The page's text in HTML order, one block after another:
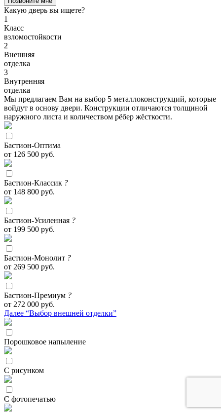
Какую дверь вы ищете?
1
Класс
взломостойкости
2
Внешняя
отделка
3
Внутренняя
отделка
Мы предлагаем Вам на выбор 5 металлоконструкций, которые
войдут в основу двери. Конструкции отличаются толщиной
наружного листа и количеством рёбер жёсткости.
Бастион-Оптима
от 126 500 руб.
Бастион-Классик ?
от 148 800 руб.
Бастион-Усиленная ?
от 199 500 руб.
Бастион-Монолит ?
от 269 500 руб.
Бастион-Премиум ?
от 272 000 руб.
Далее “Выбор внешней отделки”
Порошковое напыление
С рисунком
С фотопечатью